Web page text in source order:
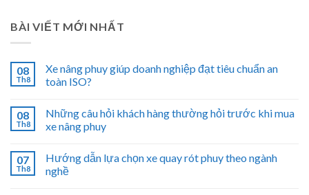
BÀI VIẾT MỚI NHẤT
08
Th8
Xe nâng phuy giúp doanh nghiệp đạt tiêu chuẩn an
toàn ISO?
08
Th8
Những câu hỏi khách hàng thường hỏi trước khi mua
xe nâng phuy
07
Th8
Hướng dẫn lựa chọn xe quay rót phuy theo ngành
nghề